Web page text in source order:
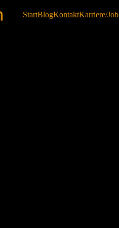
StartBlogKontaktKarriere/Job